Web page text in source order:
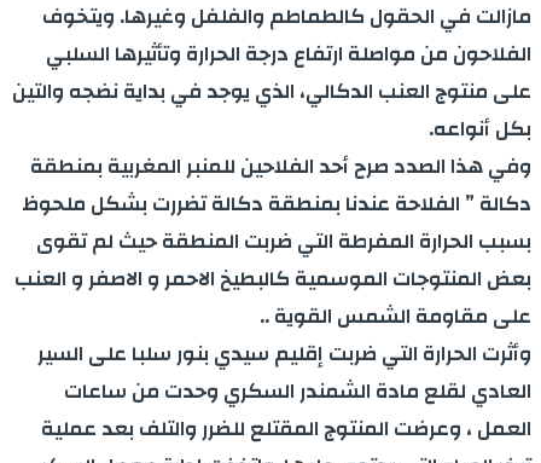
مازالت في الحقول كالطماطم والفلفل وغيرها. ويتخوف
الفلاحون من مواصلة ارتفاع درجة الحرارة وتأثيرها السلبي
على منتوج العنب الدكالي، الذي يوجد في بداية نضجه والتين
بكل أنواعه.
وفي هذا الصدد صرح أحد الفلاحين للمنبر المغربية بمنطقة
دكالة ” الفلاحة عندنا بمنطقة دكالة تضررت بشكل ملحوظ
بسبب الحرارة المفرطة التي ضربت المنطقة حيث لم تقوى
بعض المنتوجات الموسمية كالبطيخ الاحمر و الاصفر و العنب
على مقاومة الشمس القوية ..
وأثرت الحرارة التي ضربت إقليم سيدي بنور سلبا على السير
العادي لقلع مادة الشمندر السكري وحدت من ساعات
العمل ، وعرضت المنتوج المقتلع للضرر والتلف بعد عملية